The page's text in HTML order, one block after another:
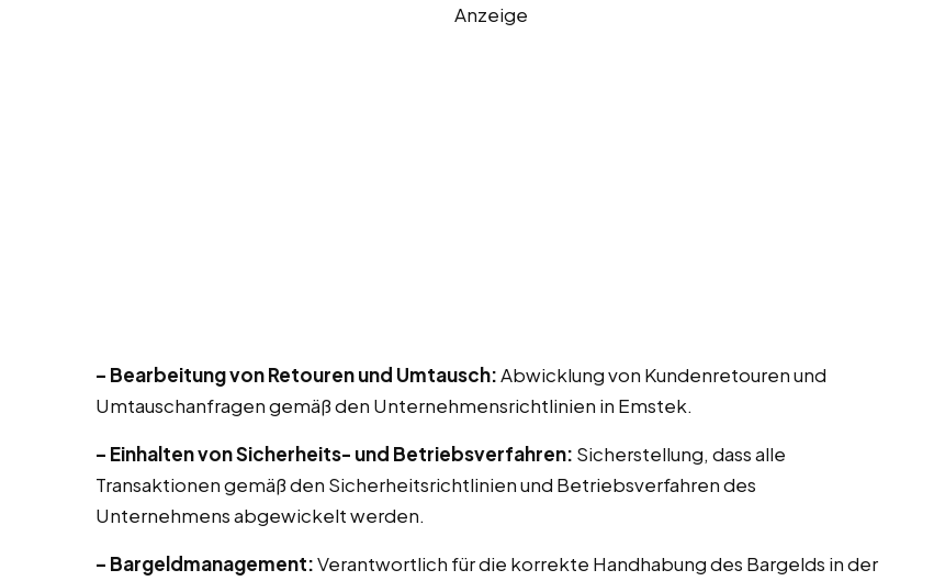
Anzeige
– Bearbeitung von Retouren und Umtausch:Abwicklung von Kundenretouren und
Umtauschanfragen gemäß den Unternehmensrichtlinien in Emstek.
– Einhalten von Sicherheits- und Betriebsverfahren: Sicherstellung, dass alle
Transaktionen gemäß den Sicherheitsrichtlinien und Betriebsverfahren des
Unternehmens abgewickelt werden.
– Bargeldmanagement:Verantwortlich für die korrekte Handhabung des Bargelds in der